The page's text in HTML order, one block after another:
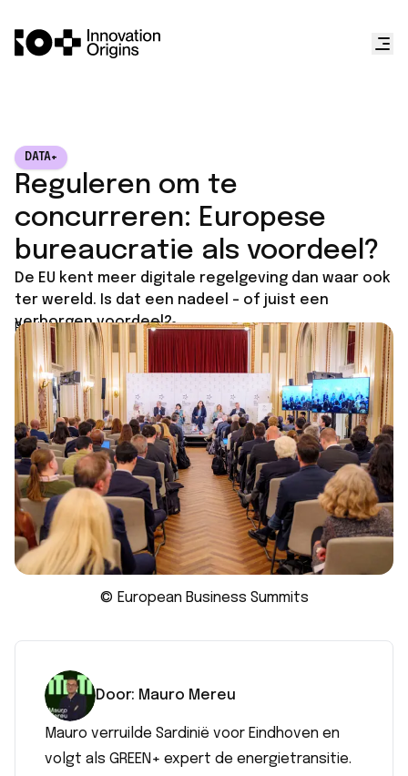
DATA+
Reguleren om te
concurreren: Europese
bureaucratie als voordeel?
De EU kent meer digitale regelgeving dan waar ook
ter wereld. Is dat een nadeel – of juist een
verborgen voordeel?
Published onJune 11, 2026
© European Business Summits
Door: Mauro Mereu
Mauro verruilde Sardinië voor Eindhoven en
volgt als GREEN+ expert de energietransitie.